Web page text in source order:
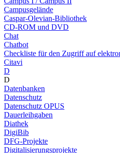
Campusgelände
Caspar-Olevian-Bibliothek
CD-ROM und DVD
Chat
Chatbot
Checkliste für den Zugriff auf
Citavi
D
D
Datenbanken
Datenschutz
Datenschutz OPUS
Dauerleihgaben
Diathek
DigiBib
DFG-Projekte
Digitalisierungsprojekte